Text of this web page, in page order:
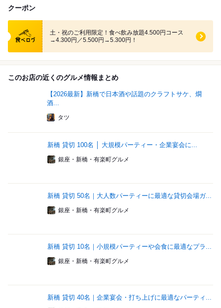
クーポン
食べログ クーポン
土・祝のご利用限定！食べ飲み放題4.500円コース
→4.300円／5.500円→5.300円！
このお店の近くのグルメ情報まとめ
【2026最新】新橋で日本酒や話題のクラフトサケ、燗
酒...
タツ
新橋 貸切 100名 │ 大規模パーティー・企業宴会に...
銀座・新橋・有楽町グルメ
新橋 貸切 50名｜大人数パーティーに最適な貸切会場ガ...
銀座・新橋・有楽町グルメ
新橋 貸切 10名｜小規模パーティーや会食に最適なプラ...
銀座・新橋・有楽町グルメ
新橋 貸切 40名｜企業宴会・打ち上げに最適なパーティ...